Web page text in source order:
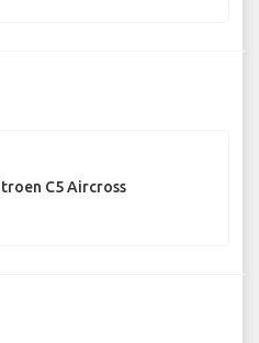
C5 Aircross